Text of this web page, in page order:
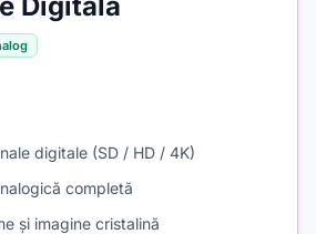
digitale (SD / HD / 4K)
completă
și imagine cristalină